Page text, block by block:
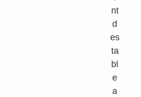
nt
d
es
ta
bl
e
a